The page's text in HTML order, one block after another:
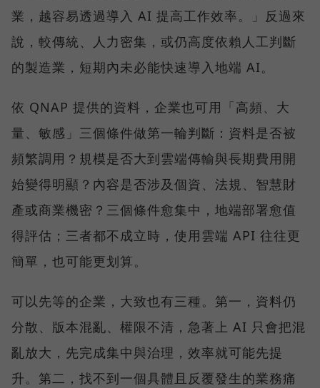
業，越容易透過導入 AI 提高工作效率。」反過來
說，較傳統、人力密集，或仍高度依賴人工判斷
的製造業，短期內未必能快速導入地端 AI。
依 QNAP 提供的資料，企業也可用「高頻、大
量、敏感」三個條件做第一輪判斷：資料是否被
頻繁調用？規模是否大到雲端傳輸與長期費用開
始變得明顯？內容是否涉及個資、法規、智慧財
產或商業機密？三個條件愈集中，地端部署愈值
得評估；三者都不成立時，使用雲端 API 往往更
簡單，也可能更划算。
可以先等的企業，大致也有三種。第一，資料仍
分散、版本混亂、權限不清，急著上 AI 只會把混
亂放大，先完成集中與治理，效率就可能先提
升。第二，找不到一個具體且反覆發生的業務痛